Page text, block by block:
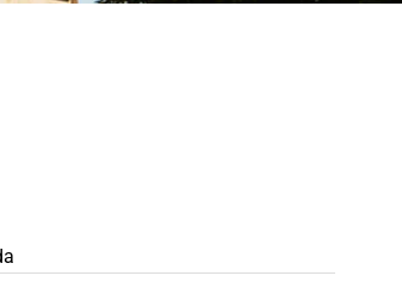
BIGLIETTO TRENO Trani - Benevento
ACQUISTA SUBITO